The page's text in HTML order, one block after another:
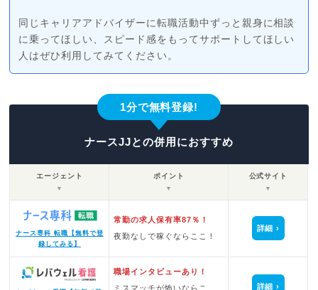
同じキャリアアドバイザーに転職活動中ずっと親身に相談
に乗ってほしい、スピード感をもってサポートしてほしい
人はぜひ利用してみてください。
1分で無料登録!
ナースJJとの併用におすすめ
エージェント
▼
ポイント
▼
公式サイト
▼
ナース専科 転職【無料で登
録してみる】
常勤の求人保有率87％！
夜勤なしで稼ぐならここ！
詳細
職場インタビューあり！
ミスマッチが怖いならこ
詳細